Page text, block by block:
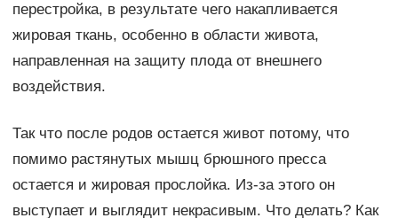
перестройка, в результате чего накапливается
жировая ткань, особенно в области живота,
направленная на защиту плода от внешнего
воздействия.
Так что после родов остается живот потому, что
помимо растянутых мышц брюшного пресса
остается и жировая прослойка. Из-за этого он
выступает и выглядит некрасивым. Что делать? Как